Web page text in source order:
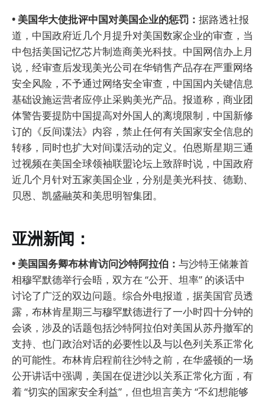
• 美国华大使批评中国对美国企业的惩罚： 据路透社报
道，中国政府近几个月提升对美国数家企业的审查，当
中包括美国记忆芯片制造商美光科技。中国网信办上月
说，经审查后发现美光公司在华销售产品存在严重网络
安全风险，不予通过网络安全审查，中国国内关键信息
基础设施运营者应停止采购美光产品。报道称，商业团
体警告要提防中国提高对外国人的离境限制，中国新修
订的《反间谍法》内容，禁止任何有关国家安全信息的
转移，同时也扩大对间谍活动的定义。伯恩斯星期三通
过视频在美国全球领袖联盟论坛上致辞时说，中国政府
近几个月针对五家美国企业，分别是美光科技、德勤、
贝恩、凯盛融英和美思明智集团。
亚洲新闻：
• 美国国务卿布林肯访问沙特阿拉伯： 与沙特王储兼首
相穆罕默德举行会晤，双方在 “公开、坦率” 的谈话中
讨论了广泛的双边问题。综合外电报道，据美国官员透
露，布林肯星期三与穆罕默德进行了一小时四十分钟的
会谈，涉及的话题包括沙特阿拉伯对美国从苏丹撤军的
支持、也门政治对话的必要性以及与以色列关系正常化
的可能性。布林肯启程前往沙特之前，在华盛顿的一场
公开讲话中强调，美国在促进沙以关系正常化方面，有
着 “切实的国家安全利益”，但也坦言美方 “不幻想能够